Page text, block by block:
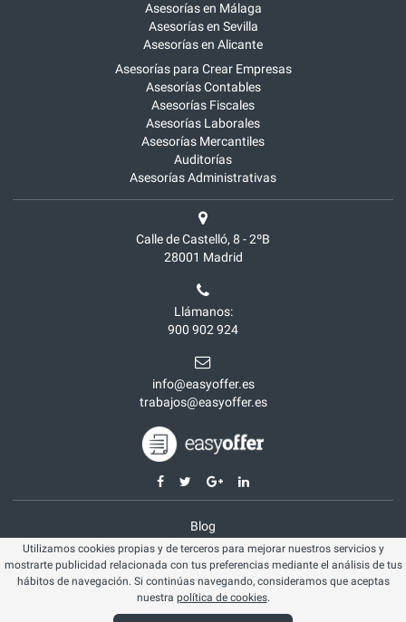
Asesorías en Málaga
Asesorías en Sevilla
Asesorías en Alicante
Asesorías para Crear Empresas
Asesorías Contables
Asesorías Fiscales
Asesorías Laborales
Asesorías Mercantiles
Auditorías
Asesorías Administrativas
Calle de Castelló, 8 - 2ºB
28001 Madrid
Llámanos:
900 902 924
info@easyoffer.es
trabajos@easyoffer.es
Blog
Opiniones
Aviso legal
Política cookies
Utilizamos cookies propias y de terceros para mejorar nuestros servicios y
mostrarte publicidad relacionada con tus preferencias mediante el análisis de tus
hábitos de navegación. Si continúas navegando, consideramos que aceptas
nuestra política de cookies.